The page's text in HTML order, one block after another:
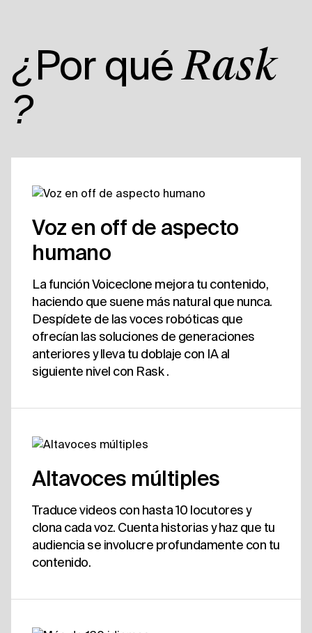
¿Por qué Rask
?
Voz en off de aspecto
humano
La función Voiceclone mejora tu contenido,
haciendo que suene más natural que nunca.
Despídete de las voces robóticas que
ofrecían las soluciones de generaciones
anteriores y lleva tu doblaje con IA al
siguiente nivel con Rask .
Altavoces múltiples
Traduce videos con hasta 10 locutores y
clona cada voz. Cuenta historias y haz que tu
audiencia se involucre profundamente con tu
contenido.